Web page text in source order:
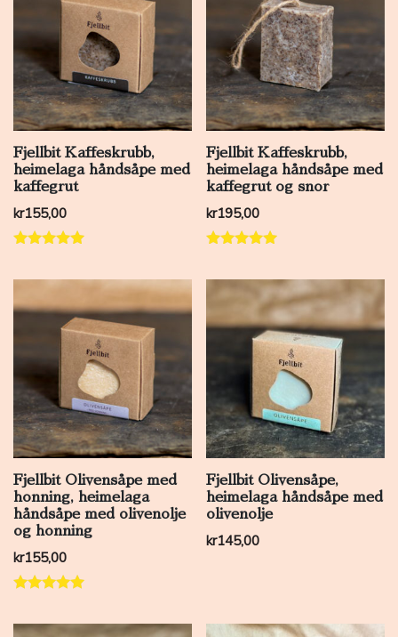
Fjellbit Kaffeskrubb,
heimelaga håndsåpe med
kaffegrut
kr155,00
Fjellbit Kaffeskrubb,
heimelaga håndsåpe med
kaffegrut og snor
kr195,00
Fjellbit Olivensåpe med
honning, heimelaga
håndsåpe med olivenolje
og honning
kr155,00
av 5
Fjellbit Olivensåpe,
heimelaga håndsåpe med
olivenolje
kr145,00